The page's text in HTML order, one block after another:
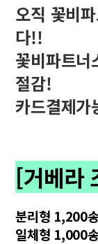
오직 꽃비
다!!
꽃비파트
절감!
카드결제가
[거베라
분리형 1,200
일체형 1,000